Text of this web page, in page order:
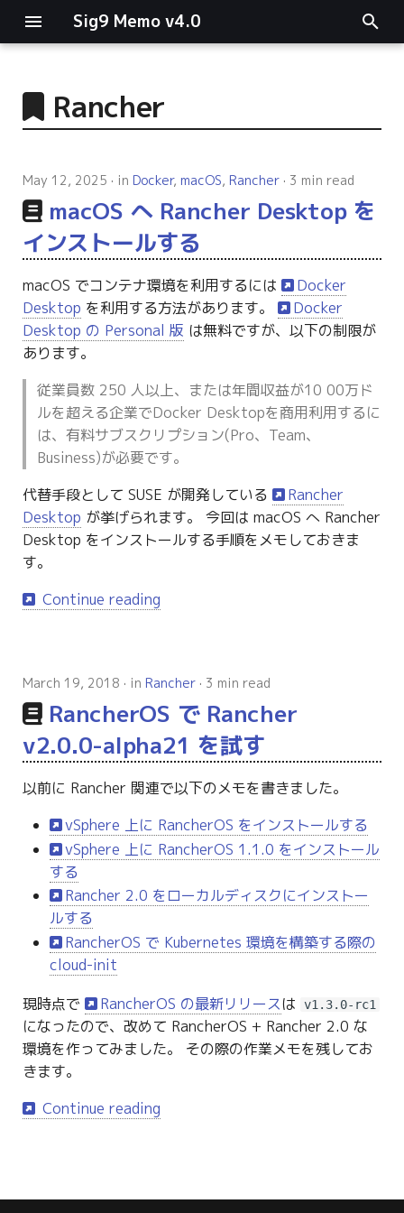
Sig9 Memo v4.0
main関数
ファイルの読み書き
ログ関連
条件分岐
型指定
Rancher
May 12, 2025 in Docker, macOS, Rancher 3 min read
macOS へ Rancher Desktop を
インストールする
macOS でコンテナ環境を利用するには
Docker
Desktop を利用する方法があります。
Docker
Desktop の Personal 版 は無料ですが、以下の制限が
あります。
従業員数 250 人以上、または年間収益が10 00万ド
ルを超える企業でDocker Desktopを商用利用するに
は、有料サブスクリプション(Pro、Team、
Business)が必要です。
代替手段として SUSE が開発している
Rancher
Desktop が挙げられます。 今回は macOS へ Rancher
Desktop をインストールする手順をメモしておきま
す。
Continue reading
March 19, 2018 in Rancher 3 min read
RancherOS で Rancher
v2.0.0-alpha21 を試す
以前に Rancher 関連で以下のメモを書きました。
vSphere 上に RancherOS をインストールする
vSphere 上に RancherOS 1.1.0 をインストール
する
Rancher 2.0 をローカルディスクにインストー
ルする
RancherOS で Kubernetes 環境を構築する際の
cloud-init
現時点で
RancherOS の最新リリースは v1.3.0-rc1
になったので、改めて RancherOS + Rancher 2.0 な
環境を作ってみました。 その際の作業メモを残してお
きます。
Continue reading